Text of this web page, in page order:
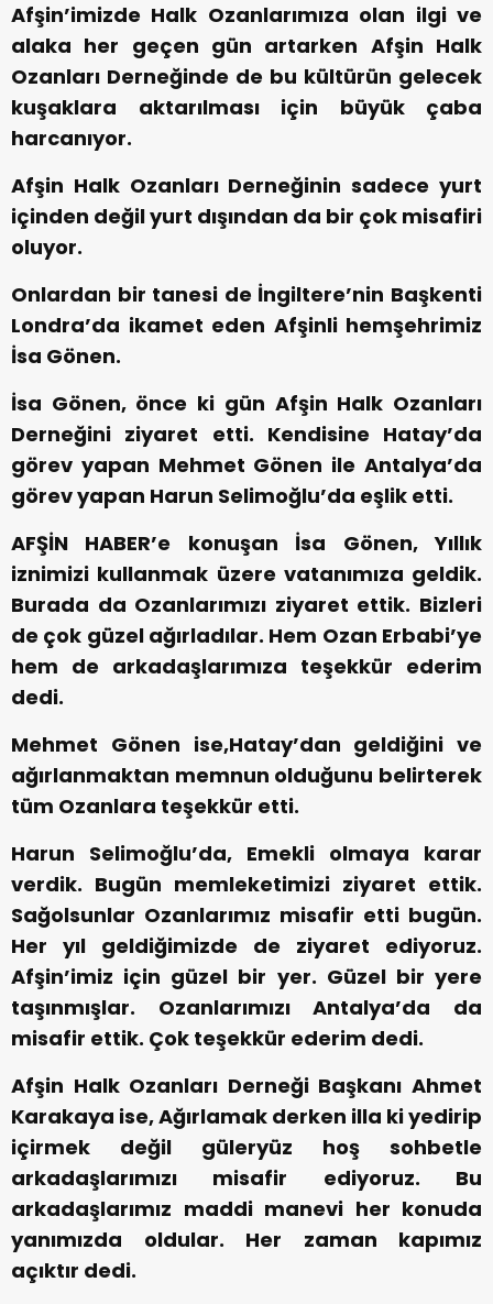
Afşin’imizde Halk Ozanlarımıza olan ilgi ve
alaka her geçen gün artarken Afşin Halk
Ozanları Derneğinde de bu kültürün gelecek
kuşaklara aktarılması için büyük çaba
harcanıyor.
Afşin Halk Ozanları Derneğinin sadece yurt
içinden değil yurt dışından da bir çok misafiri
oluyor.
Onlardan bir tanesi de İngiltere’nin Başkenti
Londra’da ikamet eden Afşinli hemşehrimiz
İsa Gönen.
İsa Gönen, önce ki gün Afşin Halk Ozanları
Derneğini ziyaret etti. Kendisine Hatay’da
görev yapan Mehmet Gönen ile Antalya’da
görev yapan Harun Selimoğlu’da eşlik etti.
AFŞİN HABER’e konuşan İsa Gönen, Yıllık
iznimizi kullanmak üzere vatanımıza geldik.
Burada da Ozanlarımızı ziyaret ettik. Bizleri
de çok güzel ağırladılar. Hem Ozan Erbabi’ye
hem de arkadaşlarımıza teşekkür ederim
dedi.
Mehmet Gönen ise,Hatay’dan geldiğini ve
ağırlanmaktan memnun olduğunu belirterek
tüm Ozanlara teşekkür etti.
Harun Selimoğlu’da, Emekli olmaya karar
verdik. Bugün memleketimizi ziyaret ettik.
Sağolsunlar Ozanlarımız misafir etti bugün.
Her yıl geldiğimizde de ziyaret ediyoruz.
Afşin’imiz için güzel bir yer. Güzel bir yere
taşınmışlar. Ozanlarımızı Antalya’da da
misafir ettik. Çok teşekkür ederim dedi.
Afşin Halk Ozanları Derneği Başkanı Ahmet
Karakaya ise, Ağırlamak derken illa ki yedirip
içirmek değil güleryüz hoş sohbetle
arkadaşlarımızı misafir ediyoruz. Bu
arkadaşlarımız maddi manevi her konuda
yanımızda oldular. Her zaman kapımız
açıktır dedi.